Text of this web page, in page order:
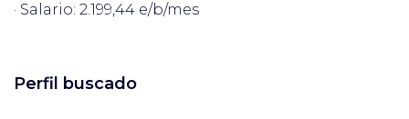
· Salario: 2.199,44 e/b/mes
Perfil buscado